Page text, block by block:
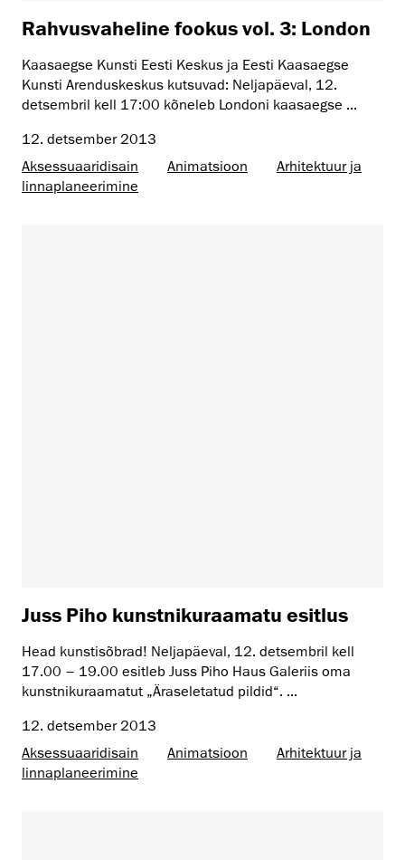
Rahvusvaheline fookus vol. 3: London
Kaasaegse Kunsti Eesti Keskus ja Eesti Kaasaegse
Kunsti Arenduskeskus kutsuvad: Neljapäeval, 12.
detsembril kell 17:00 kõneleb Londoni kaasaegse ...
12. detsember 2013
Aksessuaaridisain
Animatsioon
Arhitektuur ja
linnaplaneerimine
Juss Piho kunstnikuraamatu esitlus
Head kunstisõbrad! Neljapäeval, 12. detsembril kell
17.00 – 19.00 esitleb Juss Piho Haus Galeriis oma
kunstnikuraamatut „Äraseletatud pildid“. ...
12. detsember 2013
Aksessuaaridisain
Animatsioon
Arhitektuur ja
linnaplaneerimine